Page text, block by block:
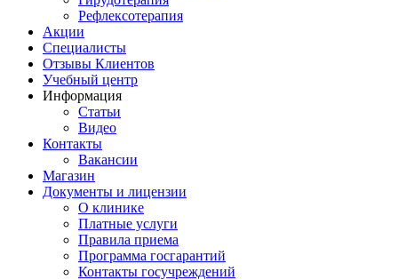
Рефлексотерапия
Акции
Специалисты
Отзывы Клиентов
Учебный центр
Информация
Статьи
Видео
Контакты
Вакансии
Магазин
Документы и лицензии
О клинике
Платные услуги
Правила приема
Программа госгарантий
Контакты госучреждений